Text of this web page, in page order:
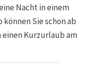
Nacht in einem
Sie schon ab
einen Kurzurlaub am